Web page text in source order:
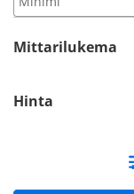
Mittarilukema
Hinta